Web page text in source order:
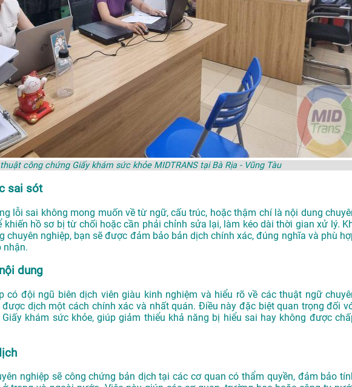
công chứng Giấy khám sức khỏe MIDTRANS tại Bà Rịa - Vũng Tàu
sai sót
lỗi sai không mong muốn về từ ngữ, cấu trúc, hoặc thậm chí là nội dung
khiến hồ sơ bị từ chối hoặc cần phải chỉnh sửa lại, làm kéo dài thời gian xử lý.
chuyên nghiệp, bạn sẽ được đảm bảo bản dịch chính xác, đúng nghĩa và phù
nhận.
dung
có đội ngũ biên dịch viên giàu kinh nghiệm và hiểu rõ về các thuật ngữ
dịch một cách chính xác và nhất quán. Điều này đặc biệt quan trọng đối
khám sức khỏe, giúp giảm thiểu khả năng bị hiểu sai hay không được
nghiệp sẽ công chứng bản dịch tại các cơ quan có thẩm quyền, đảm bảo